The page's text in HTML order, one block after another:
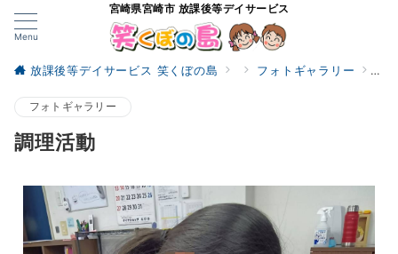
Menu
宮崎県宮崎市 放課後等デイサービス
放課後等デイサービス 笑くぼの島 フォトギャラリー 調
フォトギャラリー
調理活動